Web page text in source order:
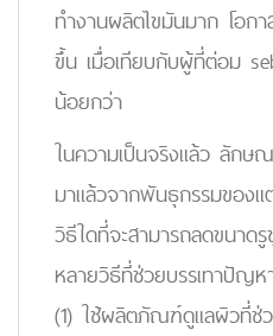
ทำงานผลิตไขมันมาก โอก
ขึ้น เมื่อเทียบกับผู้ที่ต่อม
น้อยกว่า
ในความเป็นจริงแล้ว ลักษ
มาแล้วจากพันธุกรรมของ
วิธีใดที่จะสามารถลดขนาด
หลายวิธีที่ช่วยบรรเทาปัญห
(1) ใช้ผลิตภัณฑ์ดูแลผิวที่ช่